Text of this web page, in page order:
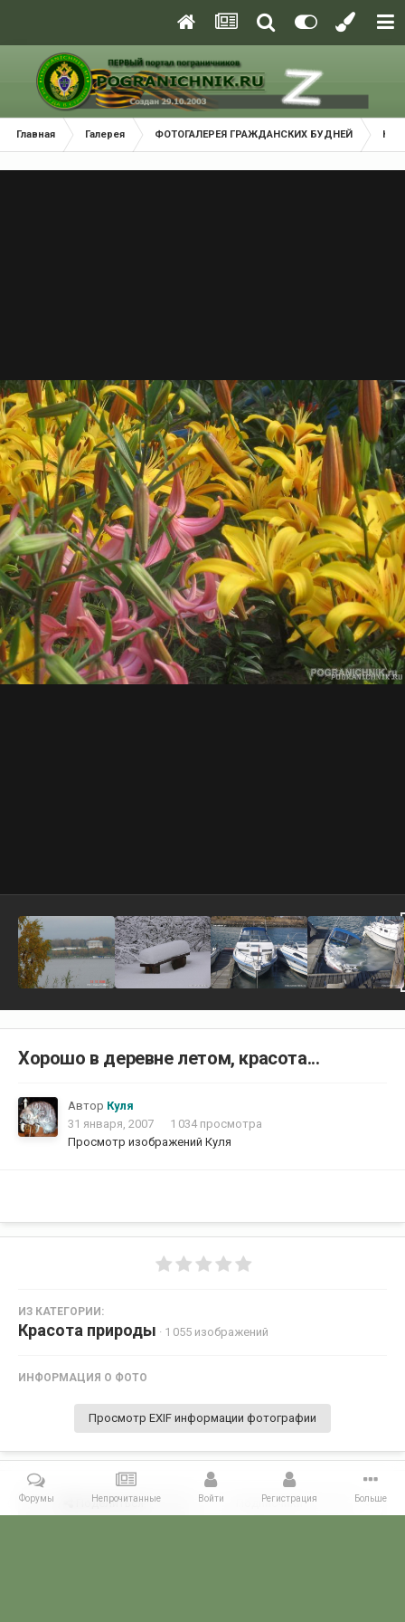
Главная Галерея ФОТОГАЛЕРЕЯ ГРАЖДАНСКИХ БУДНЕЙ
Хорошо в деревне летом, красота...
Автор Куля
31 января, 2007
1 034 просмотра
Просмотр изображений Куля
ИЗ КАТЕГОРИИ:
Красота природы · 1 055 изображений
ИНФОРМАЦИЯ О ФОТО
Просмотр EXIF информации фотографии
Поделиться Подписчики 0
Форумы Непрочитанные Войти Регистрация Больше